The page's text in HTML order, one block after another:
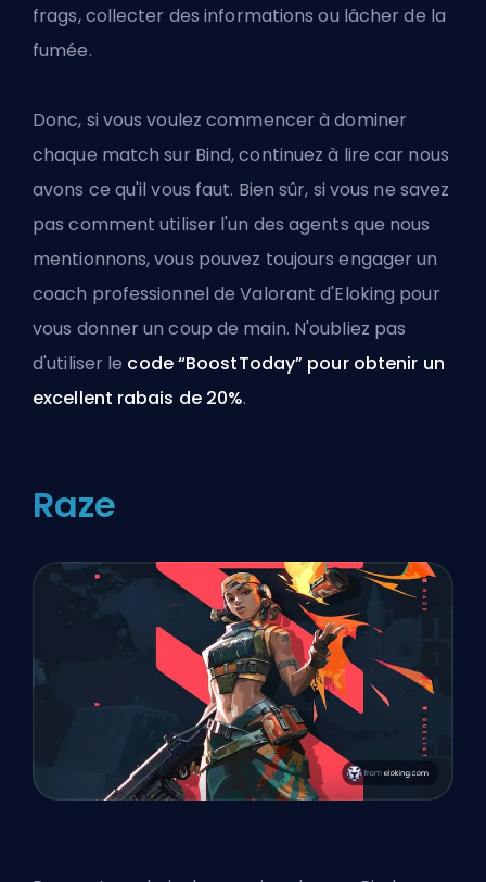
frags, collecter des informations ou lâcher de la
fumée.
Donc, si vous voulez commencer à dominer
chaque match sur Bind, continuez à lire car nous
avons ce qu'il vous faut. Bien sûr, si vous ne savez
pas comment utiliser l'un des agents que nous
mentionnons, vous pouvez toujours engager un
coach professionnel de Valorant d'Eloking pour
vous donner un coup de main. N'oubliez pas
d'utiliser le code “BoostToday” pour obtenir un
excellent rabais de 20%.
Raze